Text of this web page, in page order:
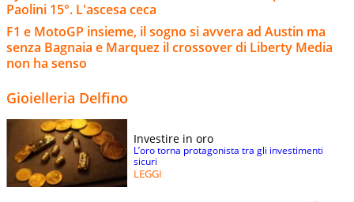
Paolini 15°. L'ascesa ceca
F1 e MotoGP insieme, il sogno si avvera ad Austin ma
senza Bagnaia e Marquez il crossover di Liberty Media
non ha senso
Gioielleria Delfino
Investire in oro
L’oro torna protagonista tra gli investimenti
sicuri
LEGGI